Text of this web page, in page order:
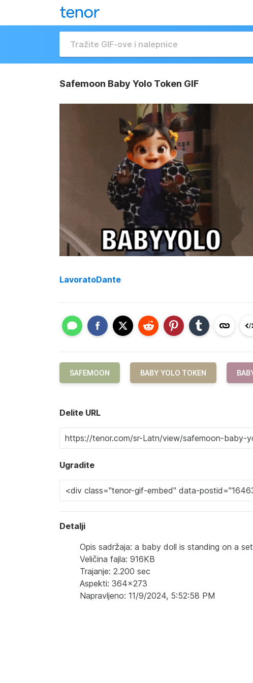
Safemoon Baby Yolo Token GIF
LavoratoDante
SAFEMOON BABY YOLO TOKEN
Delite URL
Ugradite
Detalji
Opis sadržaja: a baby doll is standing on a
Veličina fajla: 916KB
Trajanje: 2.200 sec
Aspekti: 364x273
Napravljeno: 11/9/2024, 5:52:58 PM